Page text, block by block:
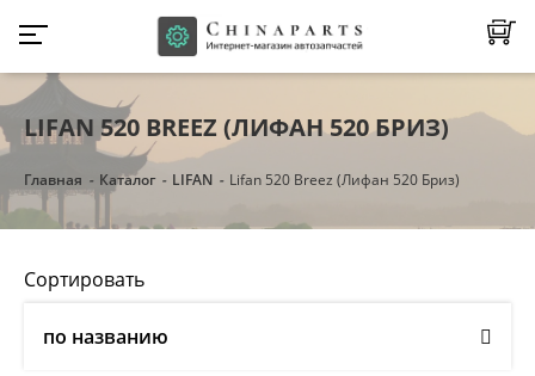
LIFAN 520 BREEZ (ЛИФАН 520 БРИЗ)
Главная Каталог LIFAN Lifan 520 Breez (Лифан 520 Бриз)
Сортировать
по названию